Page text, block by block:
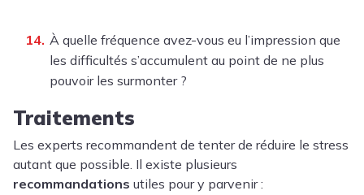
À quelle fréquence avez-vous eu l’impression que
les difficultés s’accumulent au point de ne plus
pouvoir les surmonter ?
Traitements
Les experts recommandent de tenter de réduire le stress
autant que possible. Il existe plusieurs
recommandations utiles pour y parvenir :